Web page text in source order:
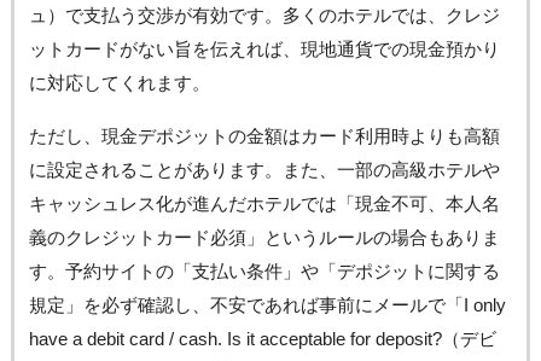
ュ）で支払う交渉が有効です。多くのホテルでは、クレジ
ットカードがない旨を伝えれば、現地通貨での現金預かり
に対応してくれます。
ただし、現金デポジットの金額はカード利用時よりも高額
に設定されることがあります。また、一部の高級ホテルや
キャッシュレス化が進んだホテルでは「現金不可、本人名
義のクレジットカード必須」というルールの場合もありま
す。予約サイトの「支払い条件」や「デポジットに関する
規定」を必ず確認し、不安であれば事前にメールで「I only
have a debit card / cash. Is it acceptable for deposit?（デビ